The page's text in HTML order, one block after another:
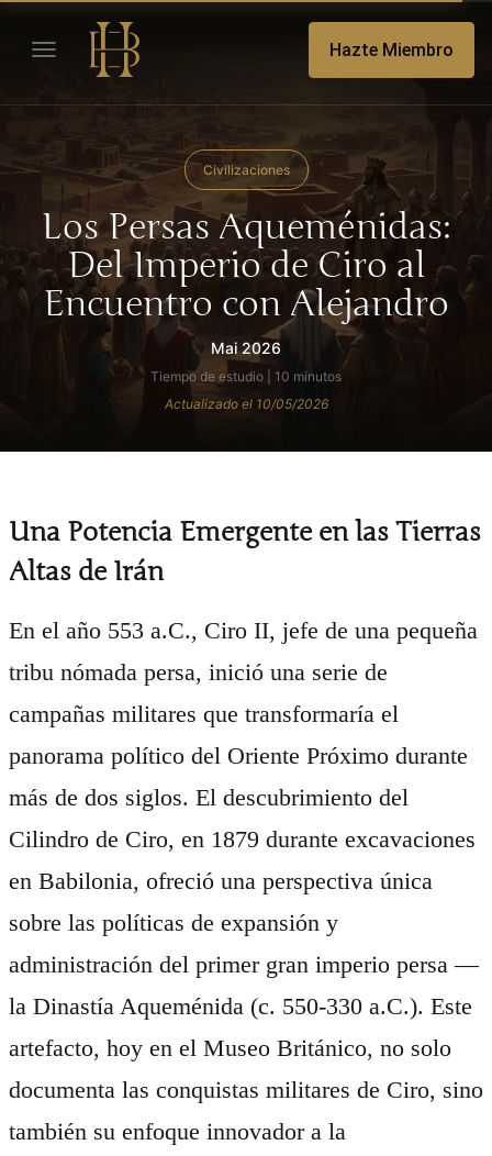
Hazte Miembro
Civilizaciones
Los Persas Aqueménidas:
Del Imperio de Ciro al
Encuentro con Alejandro
Mai 2026
Tiempo de estudio | 10 minutos
Actualizado el 10/05/2026
Una Potencia Emergente en las Tierras
Altas de Irán
En el año 553 a.C., Ciro II, jefe de una pequeña
tribu nómada persa, inició una serie de
campañas militares que transformaría el
panorama político del Oriente Próximo durante
más de dos siglos. El descubrimiento del
Cilindro de Ciro, en 1879 durante excavaciones
en Babilonia, ofreció una perspectiva única
sobre las políticas de expansión y
administración del primer gran imperio persa —
la Dinastía Aqueménida (c. 550-330 a.C.). Este
artefacto, hoy en el Museo Británico, no solo
documenta las conquistas militares de Ciro, sino
también su enfoque innovador a la